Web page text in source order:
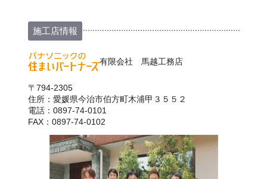
施工店情報
有限会社 馬越工務店
〒794-2305
住所：愛媛県今治市伯方町木浦甲３５５２
電話：0897-74-0101
FAX：0897-74-0102